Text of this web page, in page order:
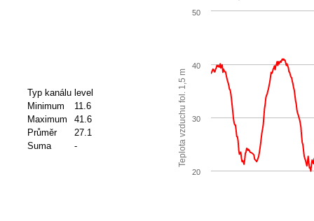
Typ kanálu level
Minimum
11.6
Maximum
41.6
Průměr
27.1
Suma
- T
e
p
l
o
t
a
v
z
d
u
c
h
u
f
o
l
.
1
,
5
m
20
30
40
50